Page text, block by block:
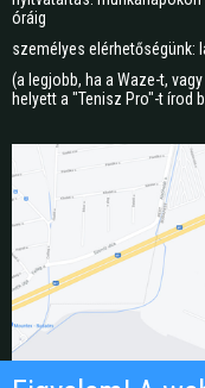
óráig
személyes elérhetőségünk:
(a legjobb, ha a Waze-t,
helyett a "Tenisz Pro"-t írod